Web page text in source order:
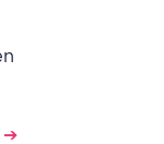
➔